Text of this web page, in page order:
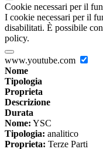
Cookie necessari per il
I cookie necessari per il
disabilitati. È possibile
policy.
www.youtube.com
Nome
Tipologia
Proprieta
Descrizione
Durata
Nome: YSC
Tipologia: analitico
Proprieta: Terze Parti